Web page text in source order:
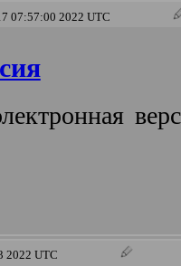
07:57:00 2022 UTC
2022 UTC